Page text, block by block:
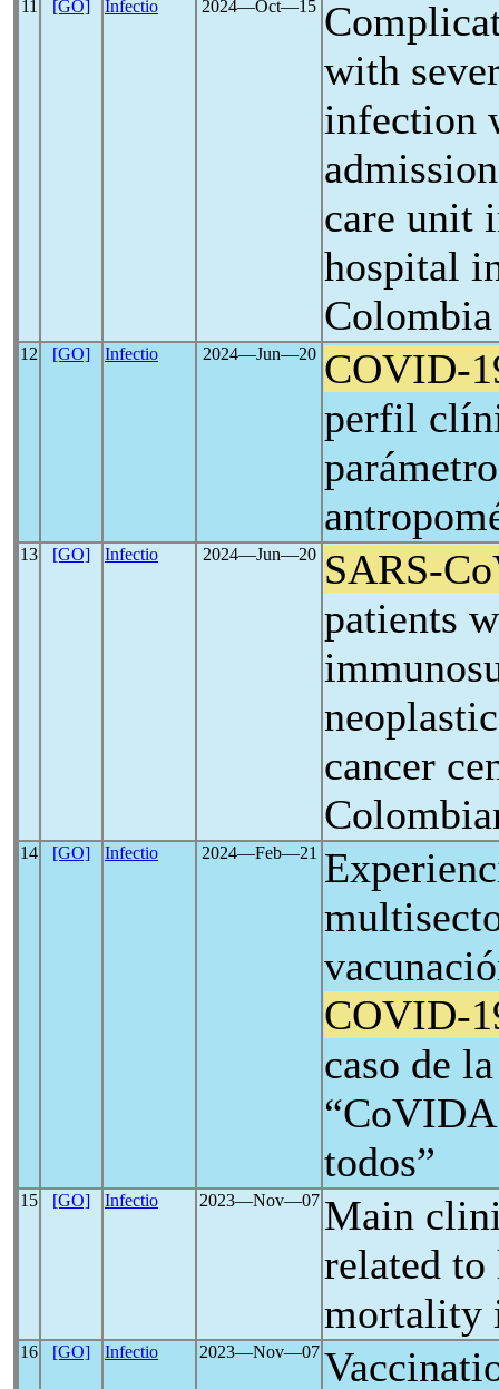
11 [GO] Infectio 2024―Oct―15
with
infection
care unit
hospital
Colombia
12 [GO] Infectio 2024―Jun―20 COVID-
perfil
13 [GO] Infectio 2024―Jun―20 SARS-
patients
cancer
14 [GO] Infectio 2024―Feb―21
COVID-
caso de
“CoVIDA
todos”
15 [GO] Infectio 2023―Nov―07 Main
related
16 [GO] Infectio 2023―Nov―07